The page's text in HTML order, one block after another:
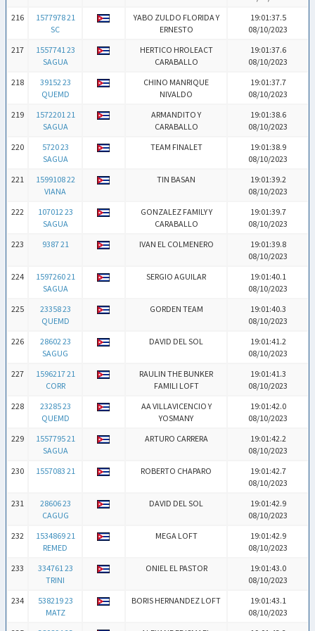
216
1577978 21
SC
YABO ZULDO FLORIDA Y
ERNESTO
19:01:37.5
08/10/2023
217
1557741 23
SAGUA
HERTICO HROLEACT
CARABALLO
19:01:37.6
08/10/2023
218
39152 23
QUEMD
CHINO MANRIQUE
NIVALDO
19:01:37.7
08/10/2023
219
1572201 21
SAGUA
ARMANDITO Y
CARABALLO
19:01:38.6
08/10/2023
220
5720 23
SAGUA
TEAM FINALET
19:01:38.9
08/10/2023
221
1599108 22
VIANA
TIN BASAN
19:01:39.2
08/10/2023
222
107012 23
SAGUA
GONZALEZ FAMILY Y
CARABALLO
19:01:39.7
08/10/2023
223
9387 21 IVAN EL COLMENERO
19:01:39.8
08/10/2023
224
1597260 21
SAGUA
SERGIO AGUILAR
19:01:40.1
08/10/2023
225
23358 23
QUEMD
GORDEN TEAM
19:01:40.3
08/10/2023
226
28602 23
SAGUG
DAVID DEL SOL
19:01:41.2
08/10/2023
227
1596217 21
CORR
RAULIN THE BUNKER
FAMILI LOFT
19:01:41.3
08/10/2023
228
23285 23
QUEMD
AA VILLAVICENCIO Y
YOSMANY
19:01:42.0
08/10/2023
229
1557795 21
SAGUA
ARTURO CARRERA
19:01:42.2
08/10/2023
230
1557083 21 ROBERTO CHAPARO
19:01:42.7
08/10/2023
231
28606 23
CAGUG
DAVID DEL SOL
19:01:42.9
08/10/2023
232
1534869 21
REMED
MEGA LOFT
19:01:42.9
08/10/2023
233
334761 23
TRINI
ONIEL EL PASTOR
19:01:43.0
08/10/2023
234
538219 23
MATZ
BORIS HERNANDEZ LOFT
19:01:43.1
08/10/2023